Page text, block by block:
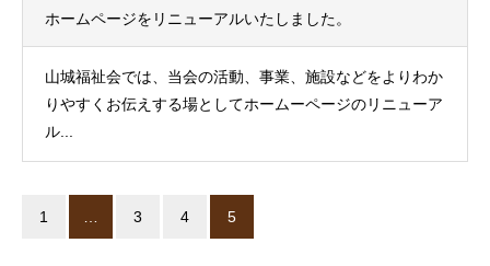
ホームページをリニューアルいたしました。
山城福祉会では、当会の活動、事業、施設などをよりわか
りやすくお伝えする場としてホームーページのリニューア
ル...
1 3 4 5